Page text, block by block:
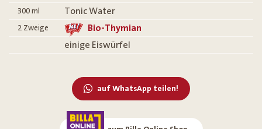
300 ml Tonic Water
2 Zweige
Bio-Thymian
einige Eiswürfel
auf WhatsApp teilen!